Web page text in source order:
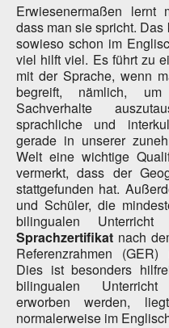
Erwiesenermaßen lernt
dass man sie spricht.
sowieso schon im
viel hilft viel. Es führt zu
mit der Sprache, wenn
begreift, nämlich,
Sachverhalte
sprachliche und
gerade in unserer
Welt eine wichtige
vermerkt, dass der
stattgefunden hat.
und Schüler, die
bilingualen
Sprachzertifikat nach
Referenzrahmen
Dies ist besonders
bilingualen
erworben werden,
normalerweise im